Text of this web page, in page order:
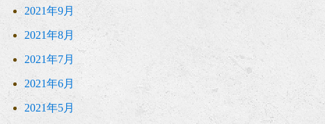
2021年9月
2021年8月
2021年7月
2021年6月
2021年5月